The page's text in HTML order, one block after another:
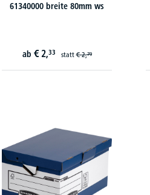
61340000 breite 80mm ws
ab € 2,33 statt€ 2,79